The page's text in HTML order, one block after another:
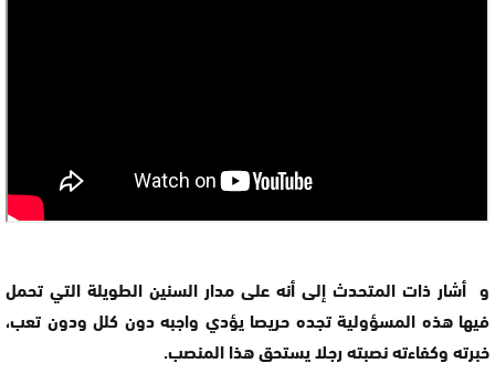
و أشار ذات المتحدث إلى أنه على مدار السنين الطويلة التي تحمل
فيها هذه المسؤولية تجده حريصا يؤدي واجبه دون كلل ودون تعب،
خبرته وكفاءته نصبته رجلا يستحق هذا المنصب.